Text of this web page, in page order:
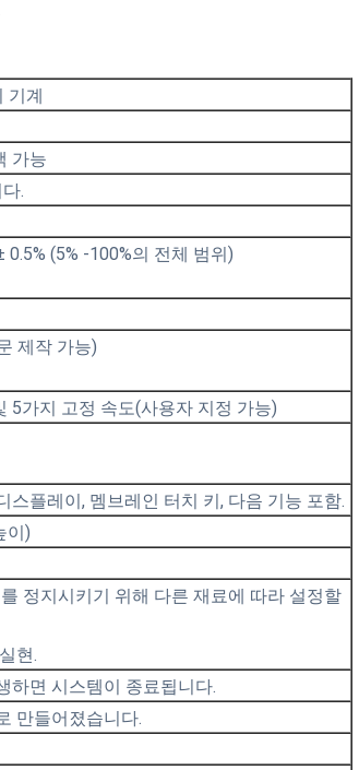
기계
가능
.
(5% -100%의 전체 범위)
제작 가능)
5가지 고정 속도(사용자 지정 가능)
스플레이, 멤브레인 터치 키, 다음 기능 포함.
이)
정지시키기 위해 다른 재료에 따라 설정할
현.
하면 시스템이 종료됩니다.
만들어졌습니다.